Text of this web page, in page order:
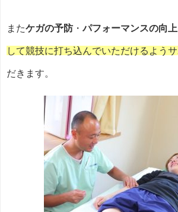
またケガの予防 ・ パフォーマンスの向上
して競技に打ち込んでいただけるようサ
だきます。